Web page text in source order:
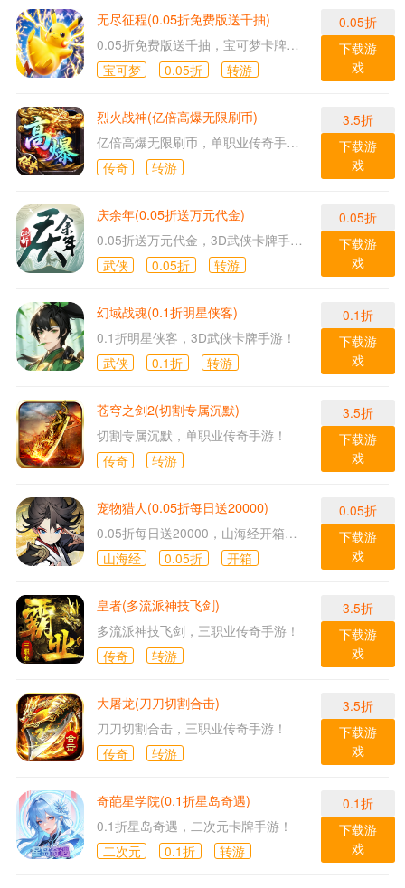
无尽征程(0.05折免费版送千抽)
0.05折免费版送千抽，宝可梦卡牌手游！
宝可梦
0.05折 转游
0.05折
下载游
戏
烈火战神(亿倍高爆无限刷币)
亿倍高爆无限刷币，单职业传奇手游！
传奇
转游
3.5折
下载游
戏
庆余年(0.05折送万元代金)
0.05折送万元代金，3D武侠卡牌手游！
武侠
0.05折 转游
0.05折
下载游
戏
幻域战魂(0.1折明星侠客)
0.1折明星侠客，3D武侠卡牌手游！
武侠
0.1折 转游
0.1折
下载游
戏
苍穹之剑2(切割专属沉默)
切割专属沉默，单职业传奇手游！
传奇
转游
3.5折
下载游
戏
宠物猎人(0.05折每日送20000)
0.05折每日送20000，山海经开箱放置手游！
山海经
0.05折 开箱
0.05折
下载游
戏
皇者(多流派神技飞剑)
多流派神技飞剑，三职业传奇手游！
传奇
转游
3.5折
下载游
戏
大屠龙(刀刀切割合击)
刀刀切割合击，三职业传奇手游！
传奇
转游
3.5折
下载游
戏
奇葩星学院(0.1折星岛奇遇)
0.1折星岛奇遇，二次元卡牌手游！
二次元
0.1折 转游
0.1折
下载游
戏